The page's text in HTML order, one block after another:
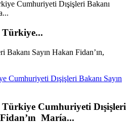
Türkiye...
Sayın Hakan Fidan’ın,
Cumhuriyeti Dışişleri Bakanı Sayın
Cumhuriyeti Dışişleri
María...